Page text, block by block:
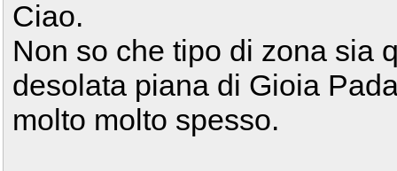
Ciao.
Non so che tipo di zona sia
desolata piana di Gioia
molto molto spesso.